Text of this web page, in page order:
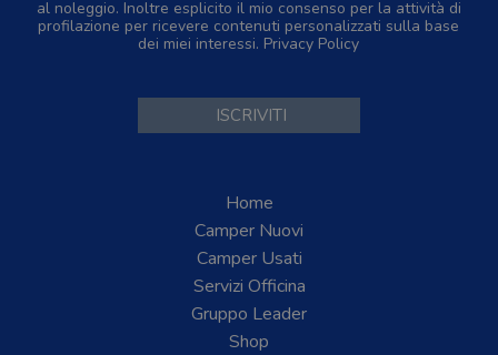
al noleggio. Inoltre esplicito il mio consenso per la attività di
profilazione per ricevere contenuti personalizzati sulla base
dei miei interessi. Privacy Policy
Home
Camper Nuovi
Camper Usati
Servizi Officina
Gruppo Leader
Shop